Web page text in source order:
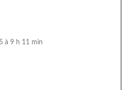
à 9 h 11 min